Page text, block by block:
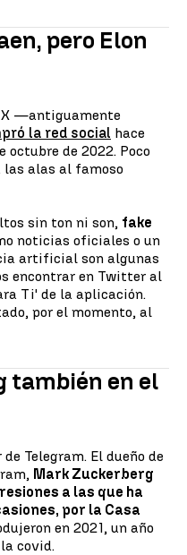
pero Elon
X —antiguamente
la red social hace
octubre de 2022. Poco
alas al famoso
sin ton ni son, fake
noticias oficiales o un
artificial son algunas
encontrar en Twitter al
Ti' de la aplicación.
por el momento, al
también en el
Telegram. El dueño de
Mark Zuckerberg
a las que ha
por la Casa
en 2021, un año
covid.